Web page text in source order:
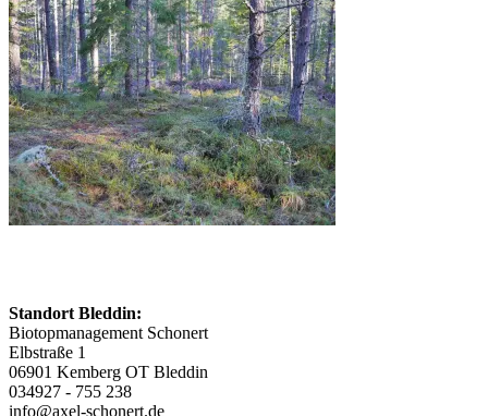
Standort Bleddin:
Biotopmanagement Schonert
Elbstraße 1
06901 Kemberg OT Bleddin
034927 - 755 238
info@axel-schonert.de